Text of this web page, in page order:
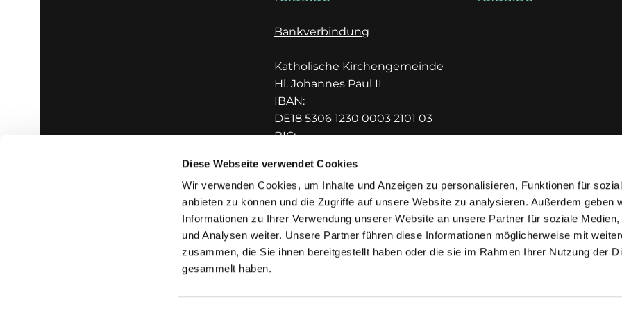
Diese Webseite verwendet Cookies
Wir verwenden Cookies, um Inhalte und Anzeigen zu personalisieren, Funktionen für
anbieten zu können und die Zugriffe auf unsere Website zu analysieren. Außerdem geben
Informationen zu Ihrer Verwendung unserer Website an unsere Partner für soziale Medien,
und Analysen weiter. Unsere Partner führen diese Informationen möglicherweise mit
zusammen, die Sie ihnen bereitgestellt haben oder die sie im Rahmen Ihrer Nutzung der
gesammelt haben.
Bankverbindung
Katholische Kirchengemeinde
Hl. Johannes Paul II
IBAN:
DE18 5306 1230 0003 2101 03
BIC:
Impressum Datenschutzerklärung ChurchDesk-